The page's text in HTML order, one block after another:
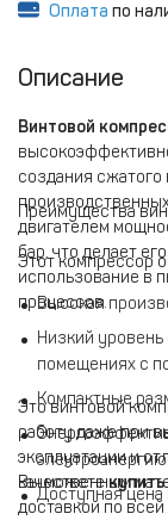
Оплата по
Описание
Винтовой
создания
двигателем
бар, что делает
использование в
процессов.
Преимущества
Этот компрессор
Высокая
Низкий уровень
помещениях с
Компактные
электроэнергию.
Доступная цена
Это винтовой
работу даже при
эксплуатации и
качественным
Вы можетекупить
доставкой по